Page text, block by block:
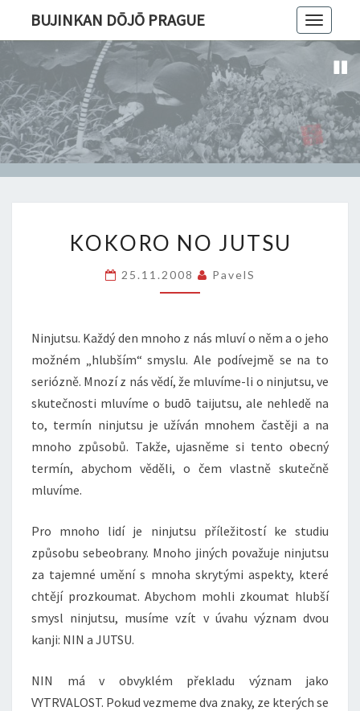
Toggle
BUJINKAN DŌJŌ PRAGUE
NO
KOKORO NO JUTSU
25.11.2008 PavelS
Ninjutsu. Každý den mnoho z nás mluví o něm a o jeho
možném „hlubším“ smyslu. Ale podívejmě se na to
seriózně. Mnozí z nás vědí, že mluvíme-li o ninjutsu, ve
skutečnosti mluvíme o budō taijutsu, ale nehledě na
to, termín ninjutsu je užíván mnohem častěji a na
mnoho způsobů. Takže, ujasněme si tento obecný
termín, abychom věděli, o čem vlastně skutečně
mluvíme.
Pro mnoho lidí je ninjutsu příležitostí ke studiu
způsobu sebeobrany. Mnoho jiných považuje ninjutsu
za tajemné umění s mnoha skrytými aspekty, které
chtějí prozkoumat. Abychom mohli zkoumat hlubší
smysl ninjutsu, musíme vzít v úvahu význam dvou
kanji: NIN a JUTSU.
NIN má v obvyklém překladu význam jako
VYTRVALOST. Pokud vezmeme dva znaky, ze kterých se